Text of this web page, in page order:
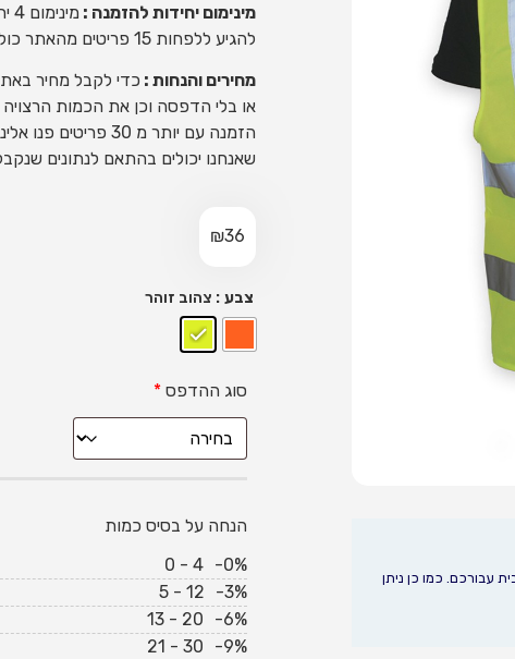
עבורכם. כמו כן ניתן
מינימום יחידות להזמנה :
להגיע ללפחות 15 פריטים מהאתר כולו, ניתן לשלב כמה מוצרים בהזמנה אחת.
מחירים והנחות : כדי לקבל מחיר
או בלי הדפסה וכן את הכמות
הזמנה עם יותר מ 30
שאנחנו יכולים בהתאם לנתונים
₪36
צבע : צהוב זוהר
סוג ההדפס *
הנחה על בסיס כמות
0 - 4 -0%
5 - 12
-3%
13 - 20
-6%
21 - 30
-9%